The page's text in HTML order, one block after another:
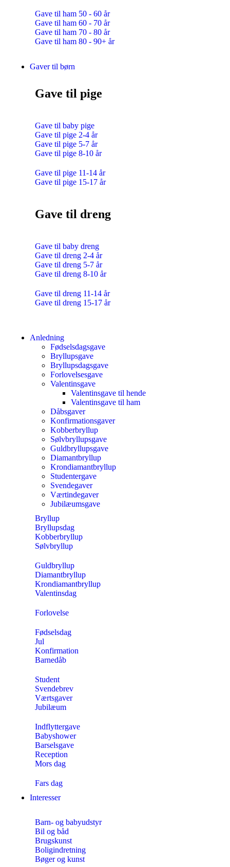
Gave til ham 50 - 60 år
Gave til ham 60 - 70 år
Gave til ham 70 - 80 år
Gave til ham 80 - 90+ år
Gaver til børn
Gave til pige
Gave til baby pige
Gave til pige 2-4 år
Gave til pige 5-7 år
Gave til pige 8-10 år
Gave til pige 11-14 år
Gave til pige 15-17 år
Gave til dreng
Gave til baby dreng
Gave til dreng 2-4 år
Gave til dreng 5-7 år
Gave til dreng 8-10 år
Gave til dreng 11-14 år
Gave til dreng 15-17 år
Anledning
Fødselsdagsgave
Bryllupsgave
Bryllupsdagsgave
Forlovelsesgave
Valentinsgave
Valentinsgave til hende
Valentinsgave til ham
Dåbsgaver
Konfirmationsgaver
Kobberbryllup
Sølvbryllupsgave
Guldbryllupsgave
Diamantbryllup
Krondiamantbryllup
Studentergave
Svendegaver
Værtindegaver
Jubilæumsgave
Bryllup
Bryllupsdag
Kobberbryllup
Sølvbryllup
Guldbryllup
Diamantbryllup
Krondiamantbryllup
Valentinsdag
Forlovelse
Fødselsdag
Jul
Konfirmation
Barnedåb
Student
Svendebrev
Værtsgaver
Jubilæum
Indflyttergave
Babyshower
Barselsgave
Reception
Mors dag
Fars dag
Interesser
Barn- og babyudstyr
Bil og båd
Brugskunst
Boligindretning
Bøger og kunst